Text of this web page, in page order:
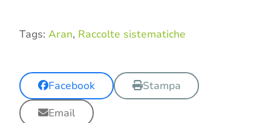
Tags: Aran, Raccolte sistematiche
Facebook
Stampa
Email